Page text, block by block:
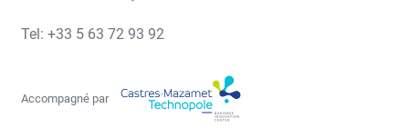
Tel: +33 5 63 72 93 92
Accompagné par